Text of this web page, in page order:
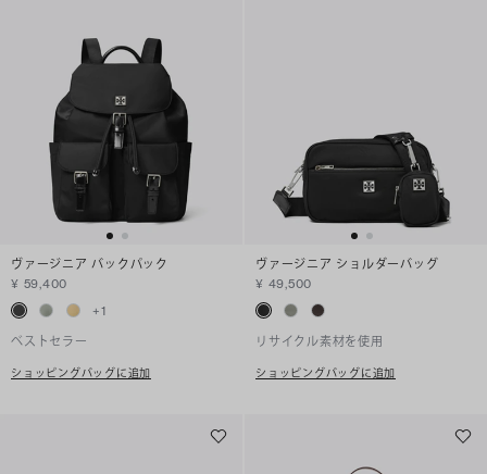
ヴァージニア バックパック
¥ 59,400
+1
ベストセラー
ショッピングバッグに追加
ヴァージニア ショルダーバッグ
¥ 49,500
リサイクル素材を使用
ショッピングバッグに追加